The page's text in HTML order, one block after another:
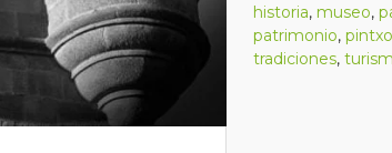
historia, museo,
patrimonio,
tradiciones,